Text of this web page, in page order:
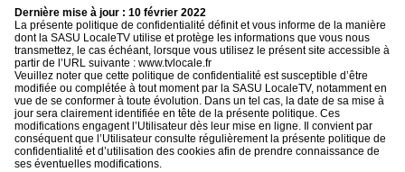
Strasbourg
TvLocale
France
Accueil
RUBRIQUES
Dernière mise à jour : 10 février 2022
La présente politique de confidentialité définit et vous informe de la manière
dont la SASU LocaleTV utilise et protège les informations que vous nous
transmettez, le cas échéant, lorsque vous utilisez le présent site accessible à
partir de l’URL suivante : www.tvlocale.fr
Veuillez noter que cette politique de confidentialité est susceptible d’être
modifiée ou complétée à tout moment par la SASU LocaleTV, notamment en
vue de se conformer à toute évolution. Dans un tel cas, la date de sa mise à
jour sera clairement identifiée en tête de la présente politique. Ces
modifications engagent l’Utilisateur dès leur mise en ligne. Il convient par
conséquent que l’Utilisateur consulte régulièrement la présente politique de
confidentialité et d’utilisation des cookies afin de prendre connaissance de
ses éventuelles modifications.